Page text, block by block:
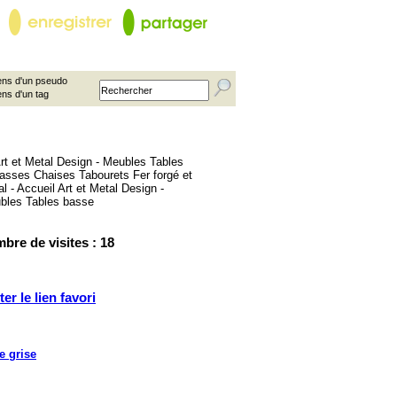
d'un pseudo
d'un tag
de visites : 18
le lien favori
grise